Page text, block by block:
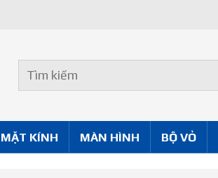
MẶT KÍNH MÀN HÌNH BỘ VỎ